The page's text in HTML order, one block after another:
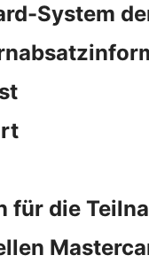
System
für die